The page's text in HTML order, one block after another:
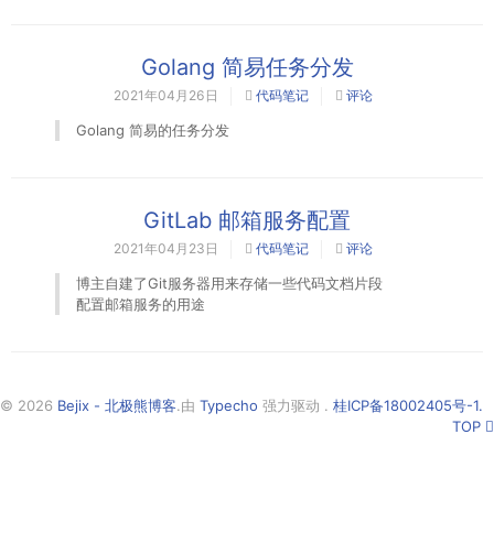
Golang 简易任务分发
2021年04月26日 代码笔记 评论
Golang 简易的任务分发
GitLab 邮箱服务配置
2021年04月23日 代码笔记 评论
博主自建了Git服务器用来存储一些代码文档片段
配置邮箱服务的用途
© 2026 Bejix - 北极熊博客.由 Typecho 强力驱动 . 桂ICP备18002405号-1.
TOP